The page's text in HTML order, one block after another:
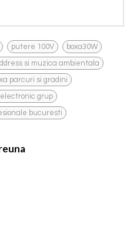
, putere 100V , boxa30W ,
si muzica ambientala ,
parcuri si gradini
grup ,
bucuresti